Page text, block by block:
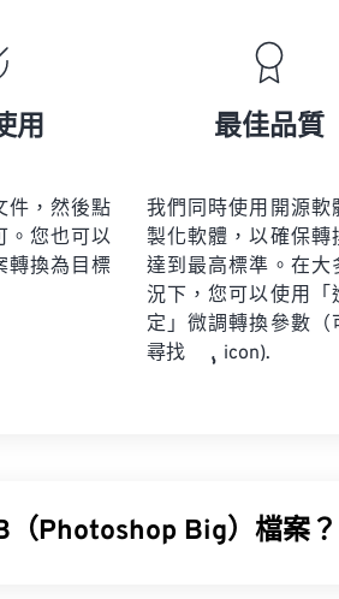
用
件，然後點
。您也可以
轉換為目標
最佳品質
我們同時使用開源軟
製化軟體，以確保轉
達到最高標準。在大
況下，您可以使用「
定」微調轉換參數（
尋找
icon).
（Photoshop Big）檔案？